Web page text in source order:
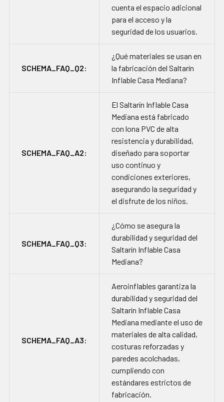
cuenta el espacio adicional
para el acceso y la
seguridad de los usuarios.
SCHEMA_FAQ_Q2:
¿Qué materiales se usan en
la fabricación del Saltarín
Inflable Casa Mediana?
SCHEMA_FAQ_A2:
El Saltarín Inflable Casa
Mediana está fabricado
con lona PVC de alta
resistencia y durabilidad,
diseñado para soportar
uso continuo y
condiciones exteriores,
asegurando la seguridad y
el disfrute de los niños.
SCHEMA_FAQ_Q3:
¿Cómo se asegura la
durabilidad y seguridad del
Saltarín Inflable Casa
Mediana?
SCHEMA_FAQ_A3:
Aeroinflables garantiza la
durabilidad y seguridad del
Saltarín Inflable Casa
Mediana mediante el uso de
materiales de alta calidad,
costuras reforzadas y
paredes acolchadas,
cumpliendo con
estándares estrictos de
fabricación.